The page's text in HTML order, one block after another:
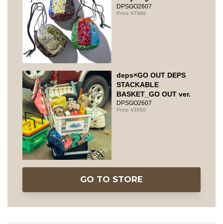
DPSGO2607
7480
deps×GO OUT DEPS
STACKABLE
BASKET_GO OUT ver.
DPSGO2607
3950
GO TO STORE